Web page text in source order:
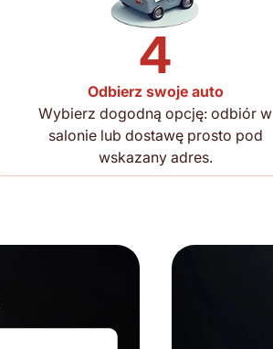
4
Odbierz swoje auto
Wybierz dogodną opcję: odbiór w
salonie lub dostawę prosto pod
wskazany adres.